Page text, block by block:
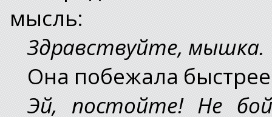
мысль:
Здравствуйте, мышка.
Она побежала
Эй, постойте! Не